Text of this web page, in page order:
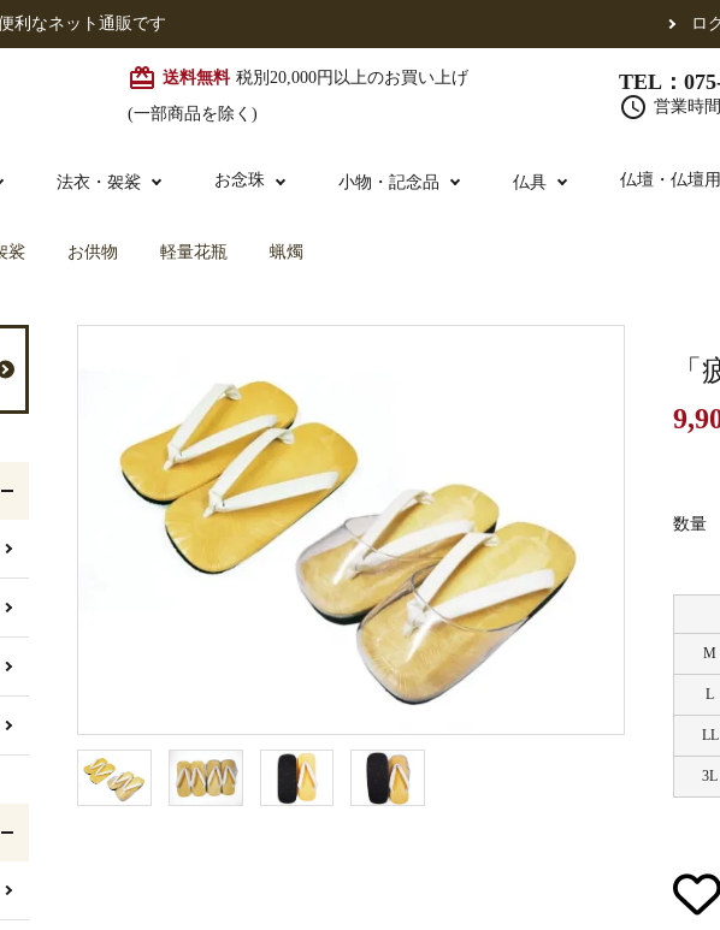
利なネット通販です ロ
card_giftcard 送料無料 税別20,000円以上のお買い上げ
(一部商品を除く)
TEL：
schedule 営業時
大谷派（東）
法衣・袈裟
布袍・間衣
草履・はきもの
式章・略肩衣
法衣かばん・
お念珠
用）
小物・記念品
書籍
仏具
金香炉・花瓶・火立
ご法要用品・箱類 椅子・机・そ
戸帳・華鬘
仏壇・仏壇
お仏壇の引き取り
裟 お供物 軽量花瓶 蝋燭
数量
M
L
LL
3L